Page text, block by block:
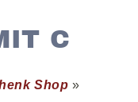
C
Shop »